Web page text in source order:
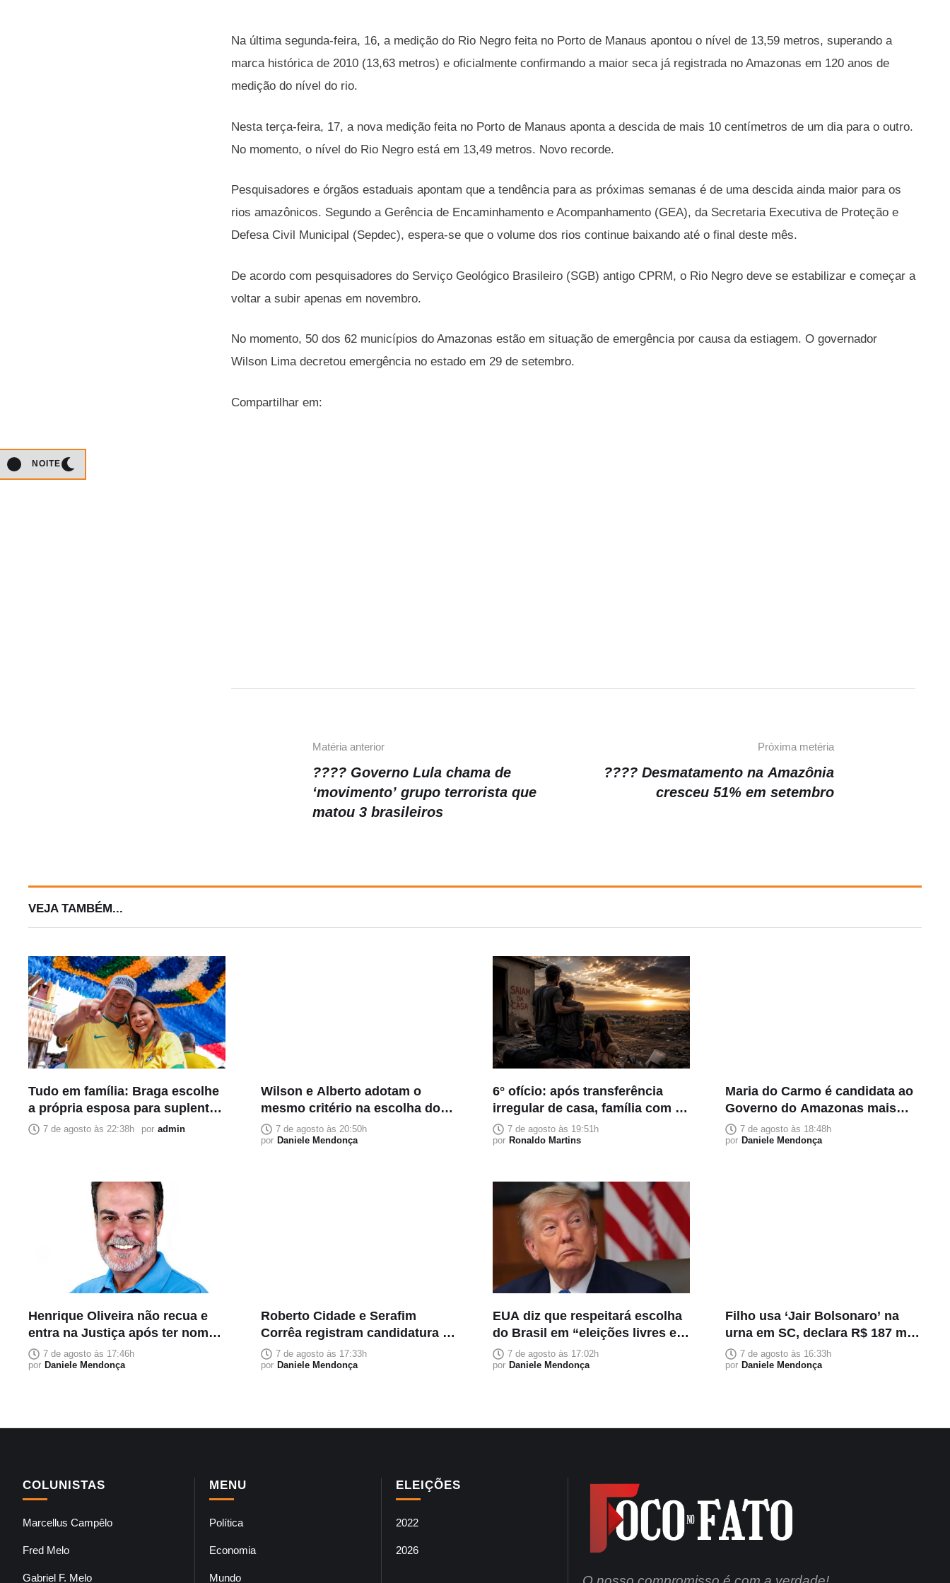
NOITE
Na última segunda-feira, 16, a medição do Rio Negro feita no Porto de Manaus apontou o nível de 13,59 metros, superando a
marca histórica de 2010 (13,63 metros) e oficialmente confirmando a maior seca já registrada no Amazonas em 120 anos de
medição do nível do rio.
Nesta terça-feira, 17, a nova medição feita no Porto de Manaus aponta a descida de mais 10 centímetros de um dia para o outro.
No momento, o nível do Rio Negro está em 13,49 metros. Novo recorde.
Pesquisadores e órgãos estaduais apontam que a tendência para as próximas semanas é de uma descida ainda maior para os
rios amazônicos. Segundo a Gerência de Encaminhamento e Acompanhamento (GEA), da Secretaria Executiva de Proteção e
Defesa Civil Municipal (Sepdec), espera-se que o volume dos rios continue baixando até o final deste mês.
De acordo com pesquisadores do Serviço Geológico Brasileiro (SGB) antigo CPRM, o Rio Negro deve se estabilizar e começar a
voltar a subir apenas em novembro.
No momento, 50 dos 62 municípios do Amazonas estão em situação de emergência por causa da estiagem. O governador
Wilson Lima decretou emergência no estado em 29 de setembro.
Compartilhar em:
Matéria anterior
???? Governo Lula chama de
‘movimento’ grupo terrorista que
matou 3 brasileiros
Próxima metéria
???? Desmatamento na Amazônia
cresceu 51% em setembro
VEJA TAMBÉM...
Tudo em família: Braga escolhe
a própria esposa para suplente
e coloca confiança acima da
7 de agosto às 22:38h por admin
Wilson e Alberto adotam o
mesmo critério na escolha dos
suplentes: confiança acima da
acomodação política
7 de agosto às 20:50h
por Daniele Mendonça
6° ofício: após transferência
irregular de casa, família com 5
pessoas teme despejo
7 de agosto às 19:51h
por Ronaldo Martins
Maria do Carmo é candidata ao
Governo do Amazonas mais
rica e declara patrimônio de R$
118 milhões
7 de agosto às 18:48h
por Daniele Mendonça
Henrique Oliveira não recua e
entra na Justiça após ter nome
retirado do PL na corrida ao
Senado
7 de agosto às 17:46h
por Daniele Mendonça
Roberto Cidade e Serafim
Corrêa registram candidatura à
reeleição no TRE-AM
7 de agosto às 17:33h
por Daniele Mendonça
EUA diz que respeitará escolha
do Brasil em “eleições livres e
justas”
7 de agosto às 17:02h
por Daniele Mendonça
Filho usa ‘Jair Bolsonaro’ na
urna em SC, declara R$ 187 mil
em bens
7 de agosto às 16:33h
por Daniele Mendonça
COLUNISTAS
Marcellus Campêlo
Fred Melo
Gabriel F. Melo
MENU
Política
Economia
Mundo
ELEIÇÕES
2022
2026